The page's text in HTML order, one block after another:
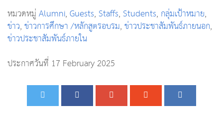
หมวดหมู่Alumni,Guests,Staffs,Students, กลุ่มเป้าหมาย,
ข่าว,ข่าวการศึกษา /หลักสูตรอบรม,ข่าวประชาสัมพันธ์ภายนอก,
ข่าวประชาสัมพันธ์ภายใน
ประกาศวันที่ 17 February 2025